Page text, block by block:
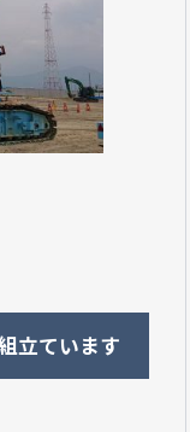
立ています